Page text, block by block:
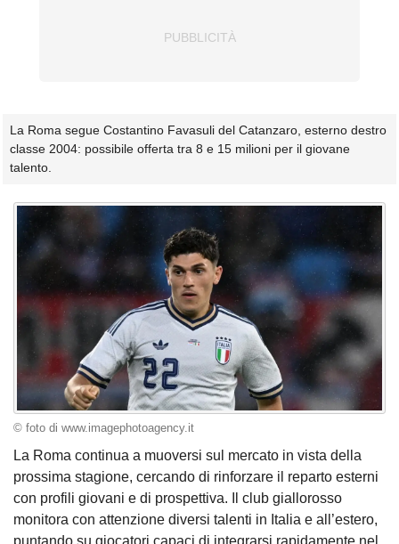
La Roma segue Costantino Favasuli del Catanzaro, esterno destro
classe 2004: possibile offerta tra 8 e 15 milioni per il giovane
talento.
© foto di www.imagephotoagency.it
La Roma continua a muoversi sul mercato in vista della
prossima stagione, cercando di rinforzare il reparto esterni
con profili giovani e di prospettiva. Il club giallorosso
monitora con attenzione diversi talenti in Italia e all’estero,